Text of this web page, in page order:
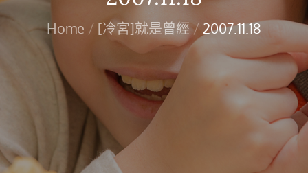
Home [冷宮]就是曾經 2007.11.18